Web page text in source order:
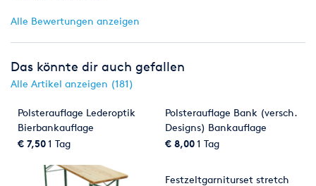
Alle Bewertungen anzeigen
Das könnte dir auch gefallen
Alle Artikel anzeigen (181)
Polsterauflage Lederoptik
Bierbankauflage
€ 7,501 Tag
Polsterauflage Bank (versch.
Designs) Bankauflage
Bankhusse
€ 8,001 Tag
Festzeltgarniturset stretch